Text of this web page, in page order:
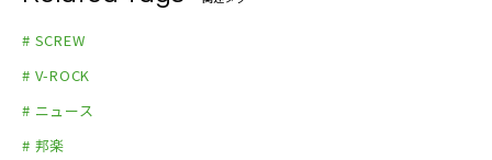
# SCREW
# V-ROCK
# ニュース
# 邦楽